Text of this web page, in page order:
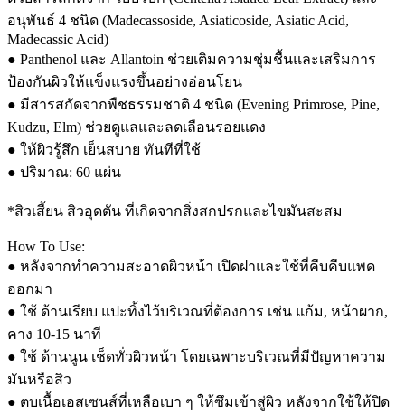
อนุพันธ์ 4 ชนิด (Madecassoside, Asiaticoside, Asiatic Acid,
Madecassic Acid)
● Panthenol และ Allantoin ช่วยเติมความชุ่มชื้นและเสริมการ
ป้องกันผิวให้แข็งแรงขึ้นอย่างอ่อนโยน
● มีสารสกัดจากพืชธรรมชาติ 4 ชนิด (Evening Primrose, Pine,
Kudzu, Elm) ช่วยดูแลและลดเลือนรอยแดง
● ให้ผิวรู้สึก เย็นสบาย ทันทีที่ใช้
● ปริมาณ: 60 แผ่น
*สิวเสี้ยน สิวอุดตัน ที่เกิดจากสิ่งสกปรกและไขมันสะสม
How To Use:
● หลังจากทำความสะอาดผิวหน้า เปิดฝาและใช้ที่คีบคีบแพด
ออกมา
● ใช้ ด้านเรียบ แปะทิ้งไว้บริเวณที่ต้องการ เช่น แก้ม, หน้าผาก,
คาง 10-15 นาที
● ใช้ ด้านนูน เช็ดทั่วผิวหน้า โดยเฉพาะบริเวณที่มีปัญหาความ
มันหรือสิว
● ตบเนื้อเอสเซนส์ที่เหลือเบา ๆ ให้ซึมเข้าสู่ผิว หลังจากใช้ให้ปิด